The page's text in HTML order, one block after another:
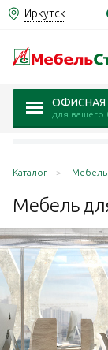
Иркутск
ОФИСНАЯ
для вашего
Каталог Мебель
Мебель